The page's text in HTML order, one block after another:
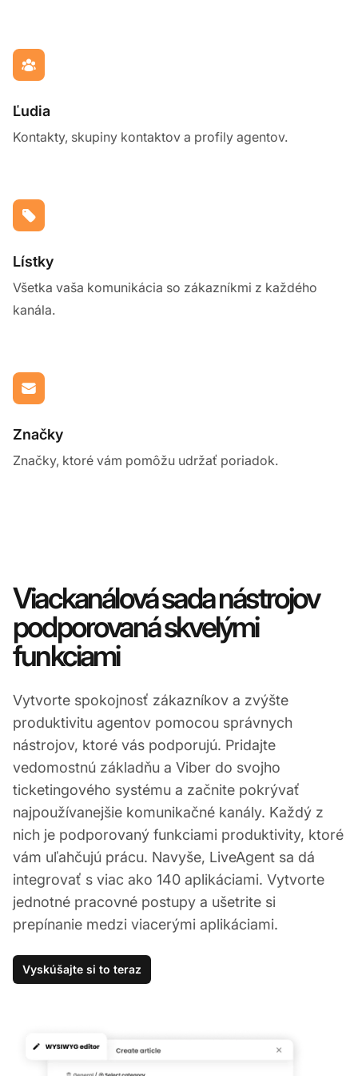
Ľudia
Kontakty, skupiny kontaktov a profily agentov.
Lístky
Všetka vaša komunikácia so zákazníkmi z každého
kanála.
Značky
Značky, ktoré vám pomôžu udržať poriadok.
Viackanálová sada nástrojov
podporovaná skvelými
funkciami
Vytvorte spokojnosť zákazníkov a zvýšte
produktivitu agentov pomocou správnych
nástrojov, ktoré vás podporujú. Pridajte
vedomostnú základňu a Viber do svojho
ticketingového systému a začnite pokrývať
najpoužívanejšie komunikačné kanály. Každý z
nich je podporovaný funkciami produktivity, ktoré
vám uľahčujú prácu. Navyše, LiveAgent sa dá
integrovať s viac ako 140 aplikáciami. Vytvorte
jednotné pracovné postupy a ušetrite si
prepínanie medzi viacerými aplikáciami.
Vyskúšajte si to teraz